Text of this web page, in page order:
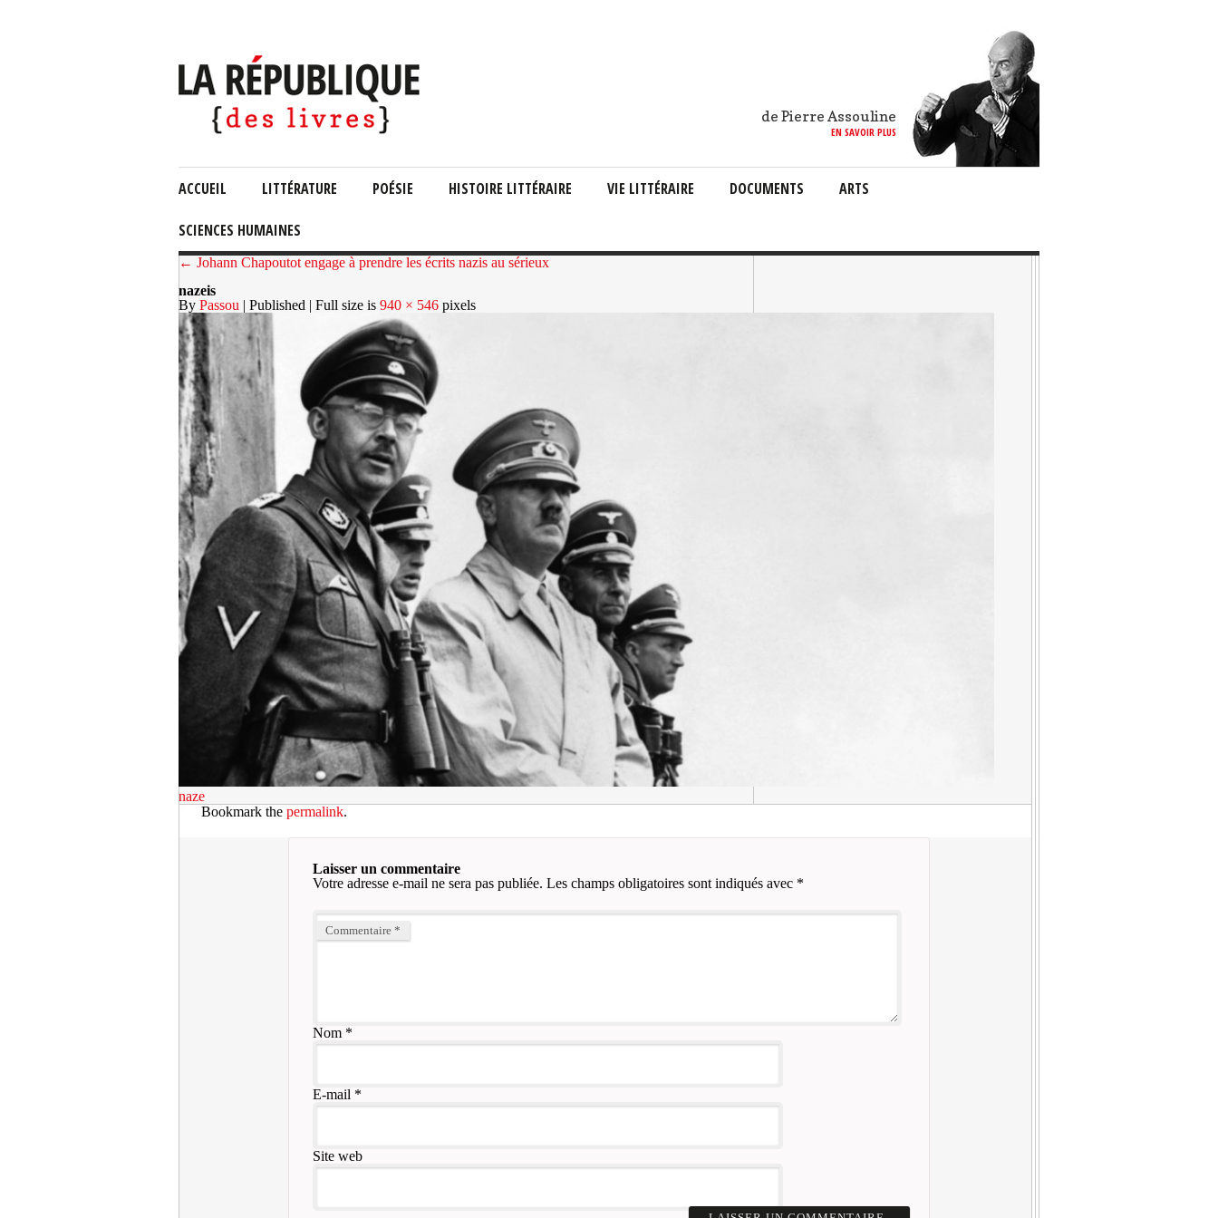
de Pierre Assouline
EN SAVOIR PLUS
ACCUEIL LITTÉRATURE POÉSIE HISTOIRE LITTÉRAIRE VIE LITTÉRAIRE DOCUMENTS ARTS
SCIENCES HUMAINES
← Johann Chapoutot engage à prendre les écrits nazis au sérieux
nazeis
By Passou | Published | Full size is 940 × 546 pixels
naze
Bookmark the permalink.
Laisser un commentaire
Votre adresse e-mail ne sera pas publiée. Les champs obligatoires sont indiqués avec *
Commentaire *
Nom*
E-mail *
Site web